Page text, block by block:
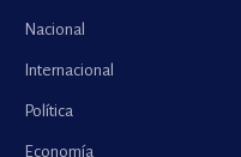
Nacional
Internacional
Política
Economía